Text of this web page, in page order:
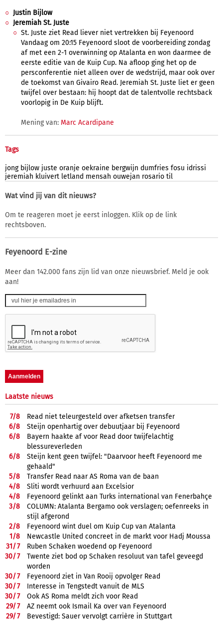
Justin Bijlow
Jeremiah St. Juste
St. Juste ziet Read liever niet vertrekken bij Feyenoord
Vandaag om 20:15 Feyenoord sloot de voorbereiding zondag
af met een 2-1 overwinning op Atalanta en won daarmee de
eerste editie van de Kuip Cup. Na afloop ging het op de
persconferentie niet alleen over de wedstrijd, maar ook over
de toekomst van Givairo Read. Jeremiah St. Juste liet er geen
twijfel over bestaan: hij hoopt dat de talentvolle rechtsback
voorlopig in De Kuip blijft.
Mening van: Marc Acardipane
Tags
jong bijlow juste oranje oekraine bergwijn dumfries fosu idrissi
jeremiah kluivert letland mensah ouwejan rosario til
Wat vind jij van dit nieuws?
Om te reageren moet je eerst inloggen. Klik op de link
rechtsboven.
Feyenoord E-zine
Meer dan 142.000 fans zijn lid van onze nieuwsbrief. Meld je ook
aan!
Laatste nieuws
7/8
Read niet teleurgesteld over afketsen transfer
6/8
Steijn openhartig over debuutjaar bij Feyenoord
6/8
Bayern haakte af voor Read door twijfelachtig
blessureverleden
6/8
Steijn kent geen twijfel: "Daarvoor heeft Feyenoord me
gehaald"
5/8
Transfer Read naar AS Roma van de baan
4/8
Sliti wordt verhuurd aan Excelsior
4/8
Feyenoord gelinkt aan Turks international van Fenerbahçe
3/8
COLUMN: Atalanta Bergamo ook verslagen; oefenreeks in
stijl afgerond
2/8
Feyenoord wint duel om Kuip Cup van Atalanta
1/8
Newcastle United concreet in de markt voor Hadj Moussa
31/7
Ruben Schaken woedend op Feyenoord
30/7
Twente ziet bod op Schaken resoluut van tafel geveegd
worden
30/7
Feyenoord ziet in Van Rooij opvolger Read
30/7
Interesse in Tengstedt vanuit de MLS
30/7
Ook AS Roma meldt zich voor Read
29/7
AZ neemt ook Ismail Ka over van Feyenoord
29/7
Bevestigd: Sauer vervolgt carrière in Stuttgart